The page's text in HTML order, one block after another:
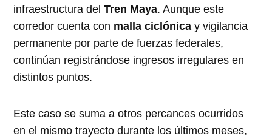
infraestructura delTren Maya. Aunque este
corredor cuenta con malla ciclónica y vigilancia
permanente por parte de fuerzas federales,
continúan registrándose ingresos irregulares en
distintos puntos.
Este caso se suma a otros percances ocurridos
en el mismo trayecto durante los últimos meses,